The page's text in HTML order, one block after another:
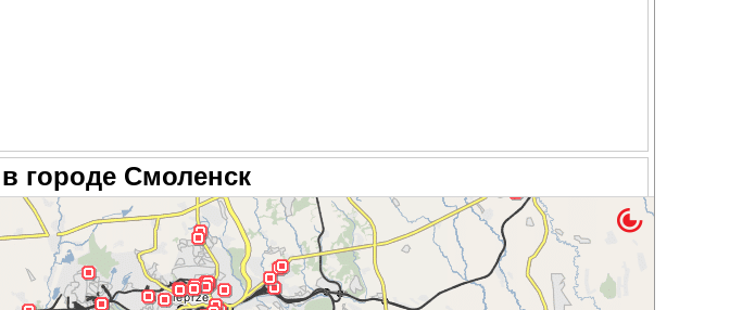
городе Смоленск